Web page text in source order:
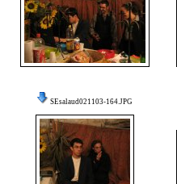
SEsalaud021103-164.JPG